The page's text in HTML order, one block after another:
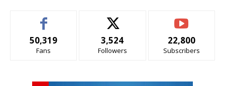
50,319
Fans
3,524
Followers
22,800
Subscribers